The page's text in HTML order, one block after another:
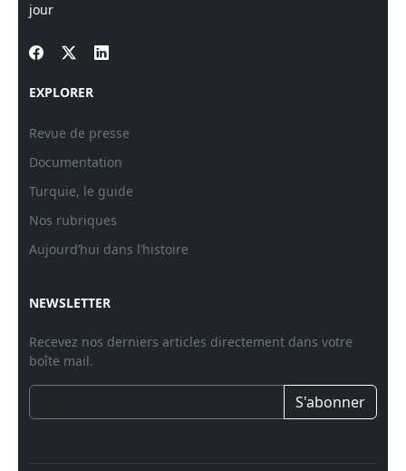
jour
EXPLORER
Revue de presse
Documentation
Turquie, le guide
Nos rubriques
Aujourd’hui dans l’histoire
NEWSLETTER
Recevez nos derniers articles directement dans votre
boîte mail.
S'abonner